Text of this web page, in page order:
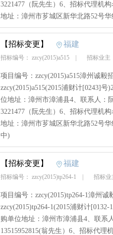
3221477（阮先生）6、招标代理机
地址：漳州市芗城区新华北路52号
【招标变更】 福建
招标编号： zzcy(2015)a515 招标业主
项目编号：zzcy(2015)a515漳州诚毅
zzcy(2015)a515(2015浦财计[0243]
位地址：漳州市漳浦县4、联系人：
3221477（阮先生）6、招标代理机
地址：漳州市芗城区新华北路52号
中)
【招标变更】 福建
招标编号： zzcy(2015)tp264-1 招标业
项目编号：zzcy(2015)tp264-1漳州
zzcy(2015)tp264-1(2015浦财计
购单位地址：漳州市漳浦县4、联系
13515952815(翁先生）6、招标代